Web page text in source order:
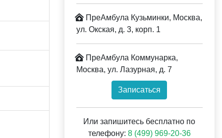
ПреАмбула Кузьминки, Москва,
ул. Окская, д. 3, корп. 1
ПреАмбула Коммунарка,
Москва, ул. Лазурная, д. 7
Записаться
Или запишитесь бесплатно по
телефону: 8 (499) 969-20-36